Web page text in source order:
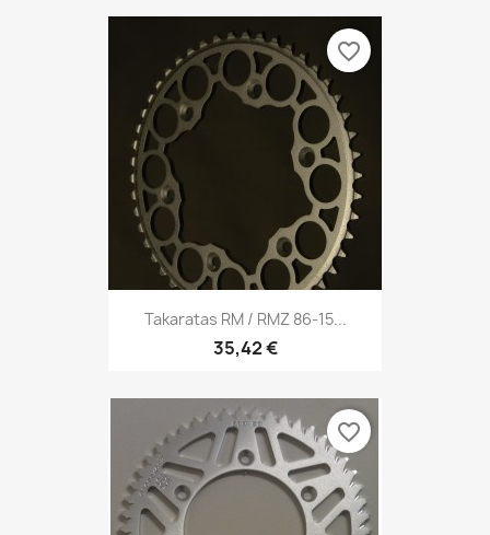
Takaratas RM / RMZ 86-15...
35,42 €
favorite_border
favorite_border